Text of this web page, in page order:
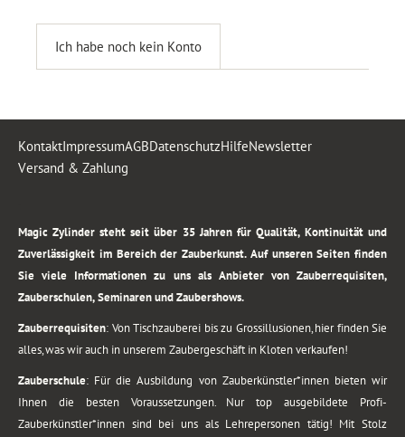
Ich habe noch kein Konto
KontaktImpressumAGBDatenschutzHilfeNewsletter
Versand & Zahlung
Magic Zylinder steht seit über 35 Jahren für Qualität, Kontinuität und
Zuverlässigkeit im Bereich der Zauberkunst. Auf unseren Seiten finden
Sie viele Informationen zu uns als Anbieter von Zauberrequisiten,
Zauberschulen, Seminaren und Zaubershows.
Zauberrequisiten: Von Tischzauberei bis zu Grossillusionen, hier finden Sie
alles, was wir auch in unserem Zaubergeschäft in Kloten verkaufen!
Zauberschule: Für die Ausbildung von Zauberkünstler*innen bieten wir
Ihnen die besten Voraussetzungen. Nur top ausgebildete Profi-
Zauberkünstler*innen sind bei uns als Lehrepersonen tätig! Mit Stolz